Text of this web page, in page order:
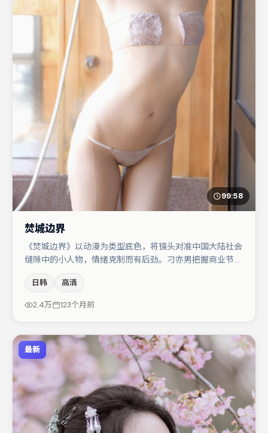
99:58
焚城边界
《焚城边界》以动漫为类型底色，将镜头对准中国大陆社会
缝隙中的小人物，情绪克制而有后劲。刁亦男把握商业节奏
与金高银的对手戏构成全片情感锚点，易烊千玺则以细节塑
造推动谜题层层揭开。若你偏爱强类型与清晰主线，这部作
日韩 高清
2.4万 123个月前
最新